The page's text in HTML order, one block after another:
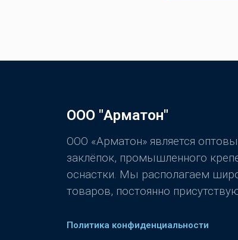
ООО "Арматон"
ООО «Арматон» является
заклёпок, промышленного
оснастки. Мы располагаем
товаров, постоянно
Политика конфиденциальности